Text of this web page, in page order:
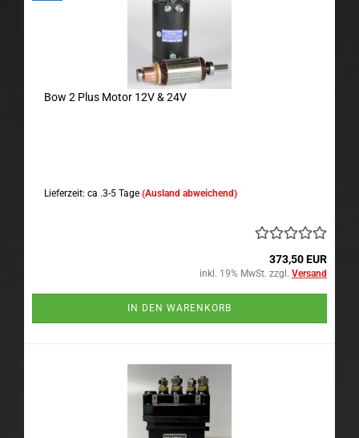
Bow 2 Plus Motor 12V & 24V
Lieferzeit: ca .3-5 Tage (Ausland abweichend)
373,50 EUR
inkl. 19% MwSt. zzgl. Versand
IN DEN WARENKORB